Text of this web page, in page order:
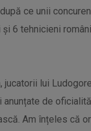
ce unii
6 tehnicieni
jucatorii lui
de
Am înțeles că